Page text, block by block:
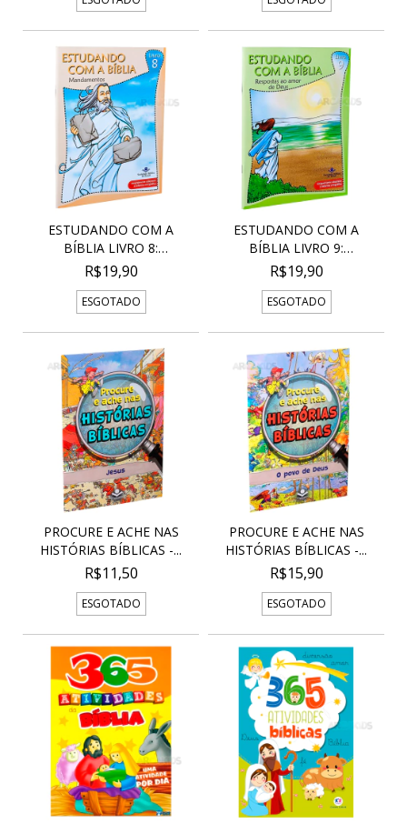
ESTUDANDO COM A
BÍBLIA LIVRO 8:
MANDAMEN...
R$19,90
ESGOTADO
ESTUDANDO COM A
BÍBLIA LIVRO 9:
RESPOSTA...
R$19,90
ESGOTADO
PROCURE E ACHE NAS
HISTÓRIAS BÍBLICAS -...
R$11,50
ESGOTADO
PROCURE E ACHE NAS
HISTÓRIAS BÍBLICAS -...
R$15,90
ESGOTADO